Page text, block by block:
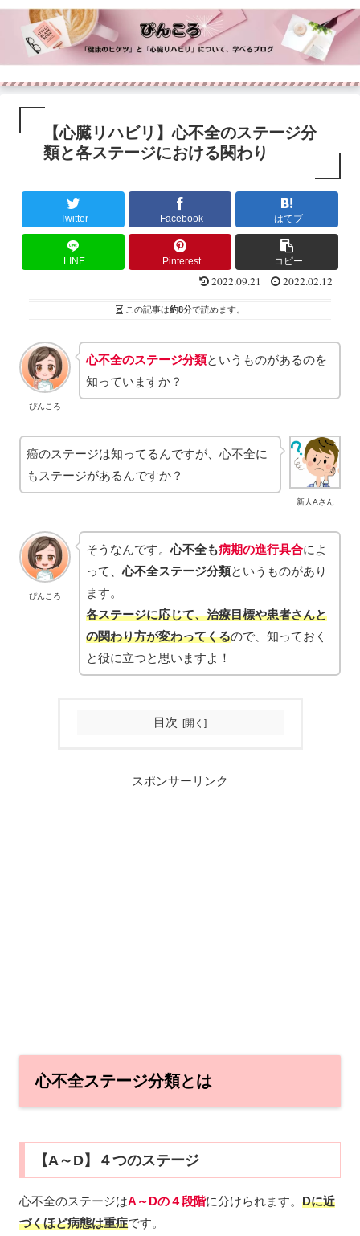
【心臓リハビリ】心不全のステージ分
類と各ステージにおける関わり
Twitter Facebook はてブ
LINE Pinterest コピー
2022.09.21 2022.02.12
この記事は約8分で読めます。
ぴんころ
心不全のステージ分類というものがあるのを
知っていますか？
新人Aさん
癌のステージは知ってるんですが、心不全に
もステージがあるんですか？
ぴんころ
そうなんです。心不全も病期の進行具合によ
って、心不全ステージ分類というものがあり
ます。
各ステージに応じて、治療目標や患者さんと
の関わり方が変わってくるので、知っておく
と役に立つと思いますよ！
目次
スポンサーリンク
心不全ステージ分類とは
【A～D】４つのステージ
心不全のステージはA～Dの４段階に分けられます。 Dに近
づくほど病態は重症です。